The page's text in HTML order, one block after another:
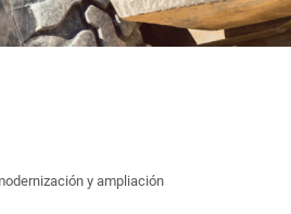
y ampliación